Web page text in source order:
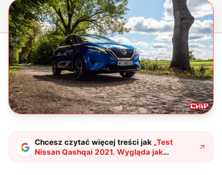
Chcesz czytać więcej treści jak „Test
Nissan Qashqai 2021. Wygląda jak
zaskoczenie roku"?